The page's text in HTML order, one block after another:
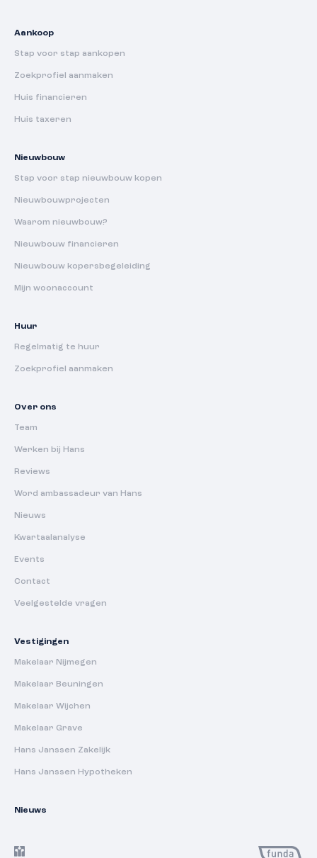
Aankoop
Stap voor stap aankopen
Zoekprofiel aanmaken
Huis financieren
Huis taxeren
Nieuwbouw
Stap voor stap nieuwbouw kopen
Nieuwbouwprojecten
Waarom nieuwbouw?
Nieuwbouw financieren
Nieuwbouw kopersbegeleiding
Mijn woonaccount
Huur
Regelmatig te huur
Zoekprofiel aanmaken
Over ons
Team
Werken bij Hans
Reviews
Word ambassadeur van Hans
Nieuws
Kwartaalanalyse
Events
Contact
Veelgestelde vragen
Vestigingen
Makelaar Nijmegen
Makelaar Beuningen
Makelaar Wijchen
Makelaar Grave
Hans Janssen Zakelijk
Hans Janssen Hypotheken
Nieuws